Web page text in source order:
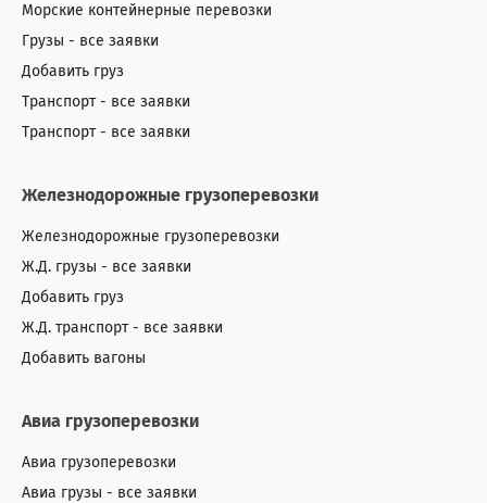
Морские контейнерные перевозки
Грузы - все заявки
Добавить груз
Транспорт - все заявки
Транспорт - все заявки
Железнодорожные грузоперевозки
Железнодорожные грузоперевозки
Ж.Д. грузы - все заявки
Добавить груз
Ж.Д. транспорт - все заявки
Добавить вагоны
Авиа грузоперевозки
Авиа грузоперевозки
Авиа грузы - все заявки